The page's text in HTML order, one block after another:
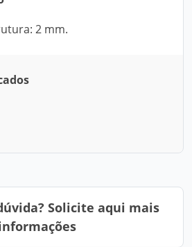
2 mm.
Solicite aqui mais